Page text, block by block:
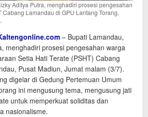
Aditya Putra, menghadiri prosesi pengesahan
Cabang Lamandau di GPU Lantang Torang,
– Bupati Lamandau,
menghadiri prosesi pengesahan warga
Setia Hati Terate (PSHT) Cabang
Pusat Madiun, Jumat malam (3/7).
digelar di Gedung Pertemuan Umum
ini mengusung tema, mengusung jati
untuk memperkuat soliditas dan
nasionalisme.